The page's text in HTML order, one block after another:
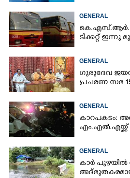
GENERAL
ടിക്കറ്റ് ഇന്നു
GENERAL
ഗുരുദേവ
പ്രചരണ സഭ
GENERAL
കാറപകടം:
എം.എൽ.എയ്ക്ക്
GENERAL
കാർ പുഴയിൽ